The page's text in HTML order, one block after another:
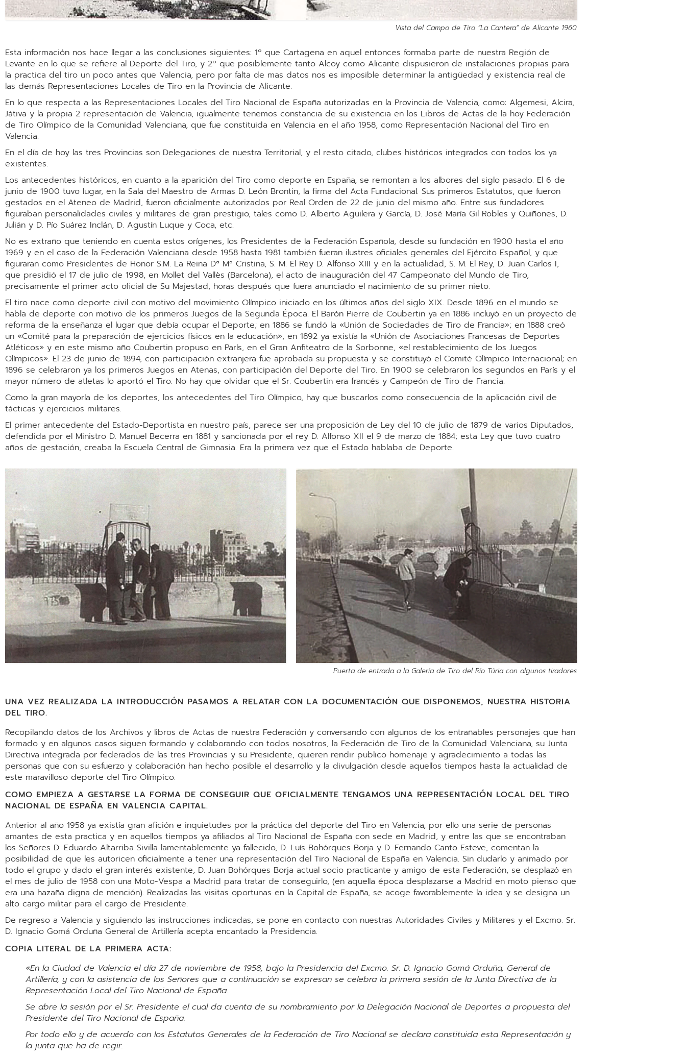
Vista del Campo de Tiro “La Cantera” de Alicante 1960
Esta información nos hace llegar a las conclusiones siguientes: 1º que Cartagena en aquel entonces formaba parte de nuestra Región de
Levante en lo que se refiere al Deporte del Tiro, y 2º que posiblemente tanto Alcoy como Alicante dispusieron de instalaciones propias para
la practica del tiro un poco antes que Valencia, pero por falta de mas datos nos es imposible determinar la antigüedad y existencia real de
las demás Representaciones Locales de Tiro en la Provincia de Alicante.
En lo que respecta a las Representaciones Locales del Tiro Nacional de España autorizadas en la Provincia de Valencia, como: Algemesi, Alcira,
Játiva y la propia 2 representación de Valencia, igualmente tenemos constancia de su existencia en los Libros de Actas de la hoy Federación
de Tiro Olímpico de la Comunidad Valenciana, que fue constituida en Valencia en el año 1958, como Representación Nacional del Tiro en
Valencia.
En el día de hoy las tres Provincias son Delegaciones de nuestra Territorial, y el resto citado, clubes históricos integrados con todos los ya
existentes.
Los antecedentes históricos, en cuanto a la aparición del Tiro como deporte en España, se remontan a los albores del siglo pasado. El 6 de
junio de 1900 tuvo lugar, en la Sala del Maestro de Armas D. León Brontin, la firma del Acta Fundacional. Sus primeros Estatutos, que fueron
gestados en el Ateneo de Madrid, fueron oficialmente autorizados por Real Orden de 22 de junio del mismo año. Entre sus fundadores
figuraban personalidades civiles y militares de gran prestigio, tales como D. Alberto Aguilera y García, D. José María Gil Robles y Quiñones, D.
Julián y D. Pío Suárez Inclán, D. Agustín Luque y Coca, etc.
No es extraño que teniendo en cuenta estos orígenes, los Presidentes de la Federación Española, desde su fundación en 1900 hasta el año
1969 y en el caso de la Federación Valenciana desde 1958 hasta 1981 también fueran ilustres oficiales generales del Ejército Español, y que
figuraran como Presidentes de Honor S.M. La Reina Dª Mª Cristina, S. M. El Rey D. Alfonso XIII y en la actualidad, S. M. El Rey, D. Juan Carlos I,
que presidió el 17 de julio de 1998, en Mollet del Vallès (Barcelona), el acto de inauguración del 47 Campeonato del Mundo de Tiro,
precisamente el primer acto oficial de Su Majestad, horas después que fuera anunciado el nacimiento de su primer nieto.
El tiro nace como deporte civil con motivo del movimiento Olímpico iniciado en los últimos años del siglo XIX. Desde 1896 en el mundo se
habla de deporte con motivo de los primeros Juegos de la Segunda Época. El Barón Pierre de Coubertin ya en 1886 incluyó en un proyecto de
reforma de la enseñanza el lugar que debía ocupar el Deporte; en 1886 se fundó la «Unión de Sociedades de Tiro de Francia»; en 1888 creó
un «Comité para la preparación de ejercicios físicos en la educación», en 1892 ya existía la «Unión de Asociaciones Francesas de Deportes
Atléticos» y en este mismo año Coubertin propuso en París, en el Gran Anfiteatro de la Sorbonne, «el restablecimiento de los Juegos
Olímpicos». El 23 de junio de 1894, con participación extranjera fue aprobada su propuesta y se constituyó el Comité Olímpico Internacional; en
1896 se celebraron ya los primeros Juegos en Atenas, con participación del Deporte del Tiro. En 1900 se celebraron los segundos en París y el
mayor número de atletas lo aportó el Tiro. No hay que olvidar que el Sr. Coubertin era francés y Campeón de Tiro de Francia.
Como la gran mayoría de los deportes, los antecedentes del Tiro Olímpico, hay que buscarlos como consecuencia de la aplicación civil de
tácticas y ejercicios militares.
El primer antecedente del Estado-Deportista en nuestro país, parece ser una proposición de Ley del 10 de julio de 1879 de varios Diputados,
defendida por el Ministro D. Manuel Becerra en 1881 y sancionada por el rey D. Alfonso XII el 9 de marzo de 1884; esta Ley que tuvo cuatro
años de gestación, creaba la Escuela Central de Gimnasia. Era la primera vez que el Estado hablaba de Deporte.
Puerta de entrada a la Galería de Tiro del Río Túria con algunos tiradores
UNA VEZ REALIZADA LA INTRODUCCIÓN PASAMOS A RELATAR CON LA DOCUMENTACIÓN QUE DISPONEMOS, NUESTRA HISTORIA
DEL TIRO.
Recopilando datos de los Archivos y libros de Actas de nuestra Federación y conversando con algunos de los entrañables personajes que han
formado y en algunos casos siguen formando y colaborando con todos nosotros, la Federación de Tiro de la Comunidad Valenciana, su Junta
Directiva integrada por federados de las tres Provincias y su Presidente, quieren rendir publico homenaje y agradecimiento a todas las
personas que con su esfuerzo y colaboración han hecho posible el desarrollo y la divulgación desde aquellos tiempos hasta la actualidad de
este maravilloso deporte del Tiro Olímpico.
COMO EMPIEZA A GESTARSE LA FORMA DE CONSEGUIR QUE OFICIALMENTE TENGAMOS UNA REPRESENTACIÓN LOCAL DEL TIRO
NACIONAL DE ESPAÑA EN VALENCIA CAPITAL.
Anterior al año 1958 ya existía gran afición e inquietudes por la práctica del deporte del Tiro en Valencia, por ello una serie de personas
amantes de esta practica y en aquellos tiempos ya afiliados al Tiro Nacional de España con sede en Madrid, y entre las que se encontraban
los Señores D. Eduardo Altarriba Sivilla lamentablemente ya fallecido, D. Luís Bohórques Borja y D. Fernando Canto Esteve, comentan la
posibilidad de que les autoricen oficialmente a tener una representación del Tiro Nacional de España en Valencia. Sin dudarlo y animado por
todo el grupo y dado el gran interés existente, D. Juan Bohórques Borja actual socio practicante y amigo de esta Federación, se desplazó en
el mes de julio de 1958 con una Moto-Vespa a Madrid para tratar de conseguirlo, (en aquella época desplazarse a Madrid en moto pienso que
era una hazaña digna de mención). Realizadas las visitas oportunas en la Capital de España, se acoge favorablemente la idea y se designa un
alto cargo militar para el cargo de Presidente.
De regreso a Valencia y siguiendo las instrucciones indicadas, se pone en contacto con nuestras Autoridades Civiles y Militares y el Excmo. Sr.
D. Ignacio Gomá Orduña General de Artillería acepta encantado la Presidencia.
COPIA LITERAL DE LA PRIMERA ACTA:
«En la Ciudad de Valencia el día 27 de noviembre de 1958, bajo la Presidencia del Excmo. Sr. D. Ignacio Gomá Orduña, General de
Artillería, y con la asistencia de los Señores que a continuación se expresan se celebra la primera sesión de la Junta Directiva de la
Representación Local del Tiro Nacional de España.
Se abre la sesión por el Sr. Presidente el cual da cuenta de su nombramiento por la Delegación Nacional de Deportes a propuesta del
Presidente del Tiro Nacional de España.
Por todo ello y de acuerdo con los Estatutos Generales de la Federación de Tiro Nacional se declara constituida esta Representación y
la junta que ha de regir.